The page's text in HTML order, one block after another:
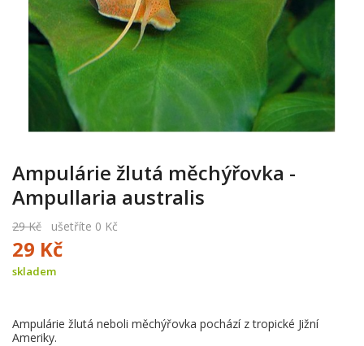
Ampulárie žlutá měchýřovka -
Ampullaria australis
29 Kč ušetříte 0 Kč
29 Kč
skladem
Ampulárie žlutá neboli měchýřovka pochází z tropické Jižní
Ameriky.